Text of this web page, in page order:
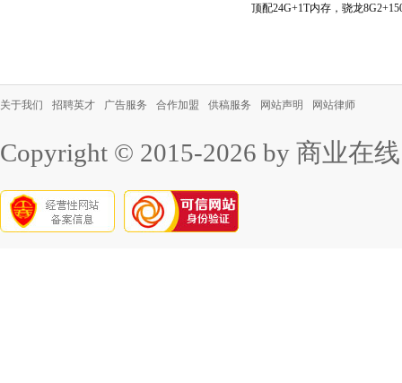
顶配24G+1T内存，骁龙
关于我们 招聘英才 广告服务 合作加盟 供稿服务 网站声明 网站律师
Copyright © 2015-2026 by 商业在